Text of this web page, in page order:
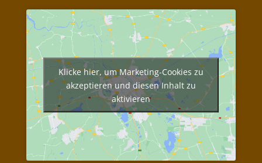
Klicke hier, um Marketing-Cookies zu
akzeptieren und diesen Inhalt zu
aktivieren